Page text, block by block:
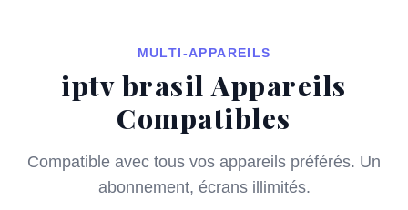
MULTI-APPAREILS
iptv brasil Appareils
Compatibles
Compatible avec tous vos appareils préférés. Un
abonnement, écrans illimités.